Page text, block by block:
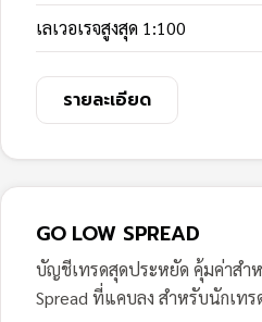
เลเวอเรจสูงสุด 1:100
รายละเอียด
GO LOW SPREAD
บัญชีเทรดสุดประหยัด คุ้มค่าสำ
Spread ที่แคบลง สำหรับนักเท